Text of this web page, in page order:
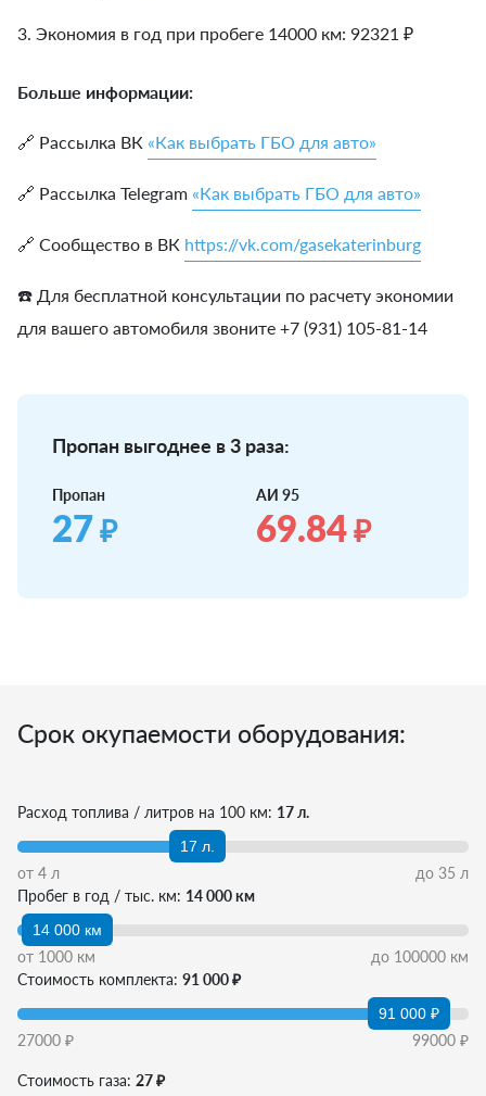
3. Экономия в год при пробеге 14000 км: 92321 ₽
Больше информации:
🔗 Рассылка ВК «Как выбрать ГБО для авто»
🔗 Рассылка Telegram «Как выбрать ГБО для авто»
🔗 Сообщество в ВК https://vk.com/gasekaterinburg
☎️ Для бесплатной консультации по расчету экономии
для вашего автомобиля звоните +7 (931) 105-81-14
Пропан выгоднее в 3 раза:
Пропан
27₽
АИ 95
69.84₽
Срок окупаемости оборудования:
Расход топлива / литров на 100 км: 17 л.
17 л.
от 4 л до 35 л
Пробег в год / тыс. км: 14 000 км
14 000 км
от 1000 км до 100000 км
Стоимость комплекта: 91 000 ₽
91 000 ₽
27000 ₽ 99000 ₽
Стоимость газа: 27 ₽